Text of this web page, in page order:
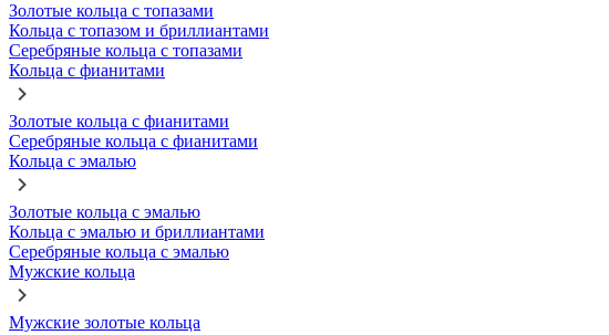
Золотые кольца с топазами
Кольца с топазом и бриллиантами
Серебряные кольца с топазами
Кольца с фианитами
Золотые кольца с фианитами
Серебряные кольца с фианитами
Кольца с эмалью
Золотые кольца с эмалью
Кольца с эмалью и бриллиантами
Серебряные кольца с эмалью
Мужские кольца
Мужские золотые кольца